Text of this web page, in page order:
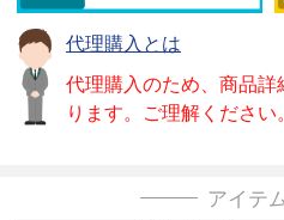
代理購入とは
代理購入のため、商品
ります。ご理解ください。
アイテ